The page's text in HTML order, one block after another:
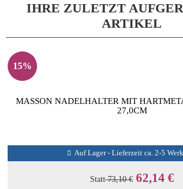
IHRE ZULETZT
ARTIKEL
15%
MASSON NADELHALTER MIT
27,0CM
Auf Lager - Lieferzeit ca. 2-5
Statt73,10 € 62,14 €